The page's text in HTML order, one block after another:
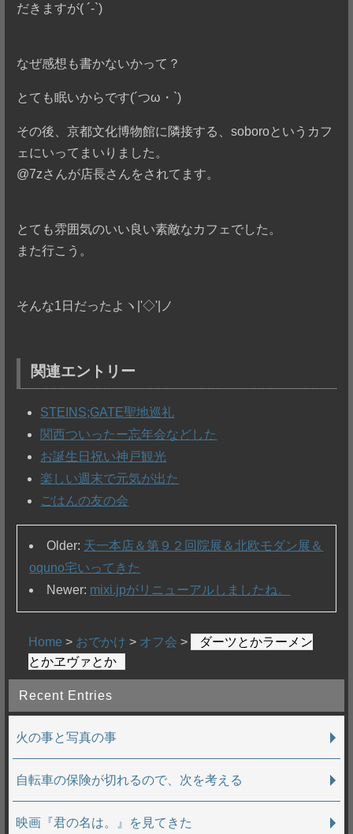
だきますが( ´-`)
なぜ感想も書かないかって？
とても眠いからです(´つω・`)
その後、京都文化博物館に隣接する、soboroというカフ
ェにいってまいりました。
@7zさんが店長さんをされてます。
とても雰囲気のいい良い素敵なカフェでした。
また行こう。
そんな1日だったよヽ|'◇'|ノ
関連エントリー
STEINS;GATE聖地巡礼
関西ついったー忘年会などした
お誕生日祝い神戸観光
楽しい週末で元気が出た
ごはんの友の会
Older: 天一本店＆第９２回院展＆北欧モダン展＆
oquno宅いってきた
Newer: mixi.jpがリニューアルしましたね。
Home > おでかけ > オフ会 >
ダーツとかラーメン
とかヱヴァとか
Recent Entries
火の事と写真の事
自転車の保険が切れるので、次を考える
映画『君の名は。』を見てきた